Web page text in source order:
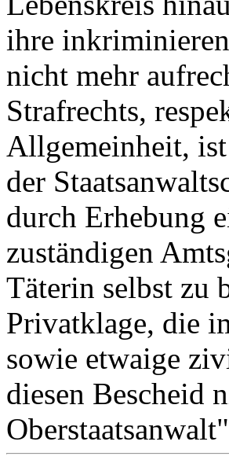
ihre
nicht mehr
Strafrechts,
Allgemeinheit,
der
durch Erhebung
zuständigen
Täterin selbst zu
Privatklage, die
sowie etwaige
diesen Bescheid
Oberstaatsanwalt"